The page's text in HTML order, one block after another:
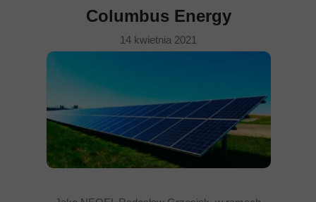
14 kwietnia 2021
Columbus Energy